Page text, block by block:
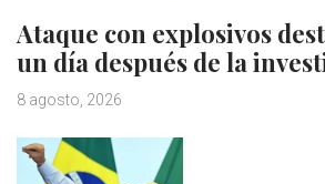
Ataque con explosivos
un día después de la
8 agosto, 2026